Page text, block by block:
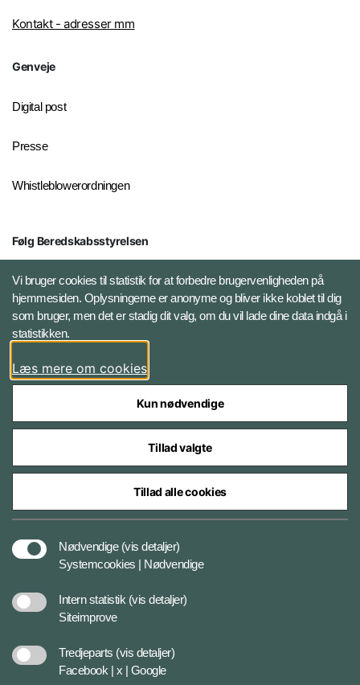
Kontakt - adresser mm
Genveje
Digital post
Presse
Whistleblowerordningen
Følg Beredskabsstyrelsen
X BRSdk
LinkedIn BRS-profil
Vi bruger cookies til statistik for at forbedre brugervenligheden på
hjemmesiden. Oplysningerne er anonyme og bliver ikke koblet til dig
som bruger, men det er stadig dit valg, om du vil lade dine data indgå i
statistikken.
Læs mere om cookies
Kun nødvendige
Tillad valgte
Tillad alle cookies
Nødvendige (vis detaljer)
Systemcookies | Nødvendige
Intern statistik (vis detaljer)
Siteimprove
Tredjeparts (vis detaljer)
Facebook | x | Google